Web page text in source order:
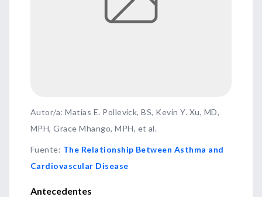
Autor/a: Matias E. Pollevick, BS, Kevin Y. Xu, MD,
MPH, Grace Mhango, MPH, et al.
Fuente: The Relationship Between Asthma and
Cardiovascular Disease
Antecedentes